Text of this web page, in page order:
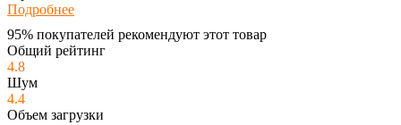
Подробнее
95% покупателей рекомендуют этот товар
Общий рейтинг
4.8
Шум
4.4
Объем загрузки